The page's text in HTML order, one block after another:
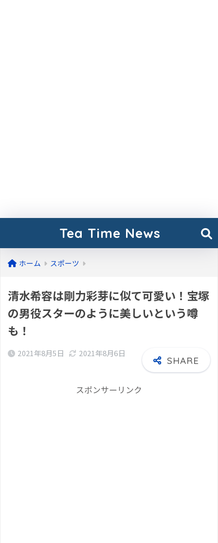
Tea Time News
ホーム スポーツ
清水希容は剛力彩芽に似て可愛い！宝塚
の男役スターのように美しいという噂
も！
2021年8月5日 2021年8月6日
スポンサーリンク